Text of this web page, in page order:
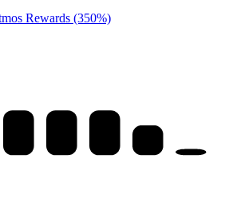
Rewards (350%)